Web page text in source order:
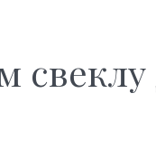
свеклу